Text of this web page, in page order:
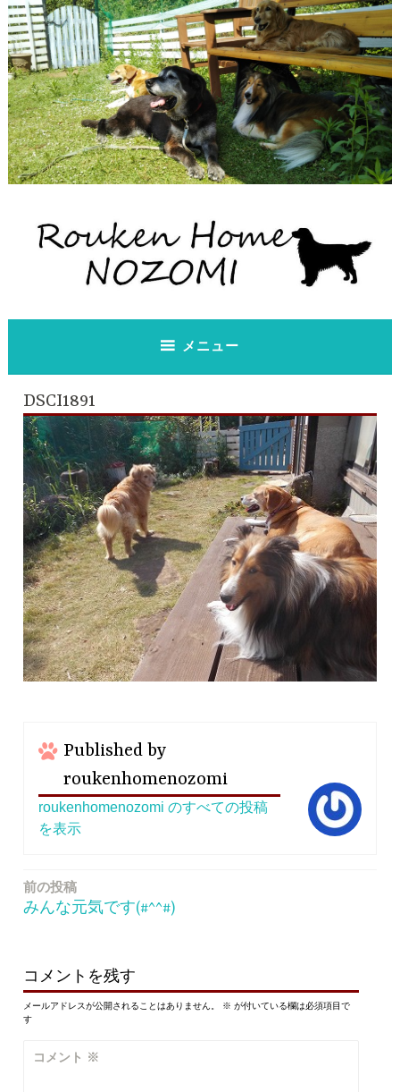
コ
ン
テ
ン
ツ
へ
ス
キ
ッ
プ
老犬ホーム のぞみ
メニュー
DSCI1891
Published by
roukenhomenozomi
roukenhomenozomi のすべての投稿
を表示
投
稿
ビ
ゲ
シ
前の投稿
みんな元気です(#^^#)
コメントを残す
メールアドレスが公開されることはありません。 ※ が付いている欄は必須項目で
す
コメント ※